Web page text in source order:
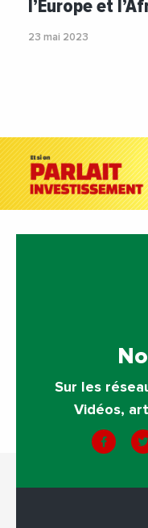
l’Europe et
23 mai 2023
Sur les
Vidéos,